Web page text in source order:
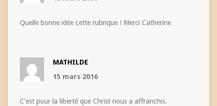
Quelle bonne idée cette rubrique ! Merci Catherine
MATHILDE
15 mars 2016
C’est pour la liberté que Christ nous a affranchis.